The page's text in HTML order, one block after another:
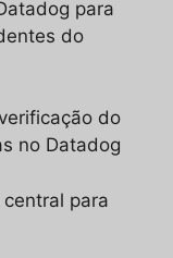
para
do
do
no Datadog
para